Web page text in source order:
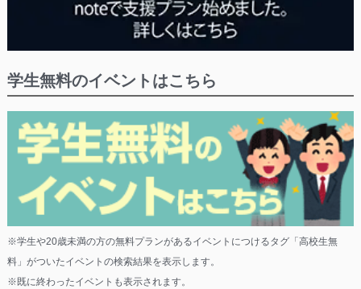
学生無料のイベントはこちら
※学生や20歳未満の方の無料プランがあるイベントにつけるタグ「高校生無
料」がついたイベントの検索結果を表示します。
※既に終わったイベントも表示されます。